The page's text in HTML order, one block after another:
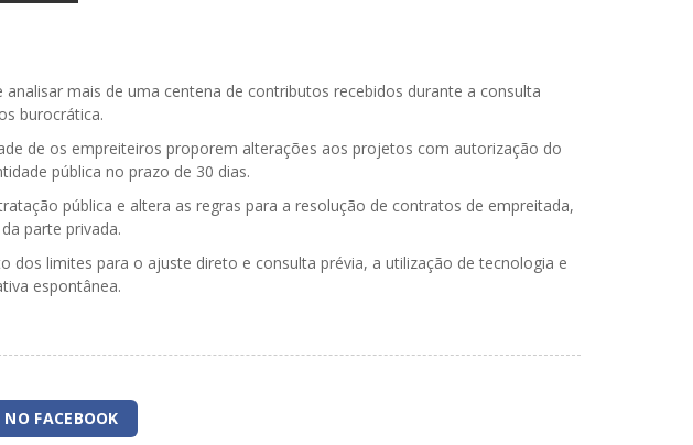
mais de uma centena de contributos recebidos durante a consulta
burocrática.
de os empreiteiros proporem alterações aos projetos com autorização do
pública no prazo de 30 dias.
pública e altera as regras para a resolução de contratos de empreitada,
parte privada.
limites para o ajuste direto e consulta prévia, a utilização de tecnologia e
espontânea.
FACEBOOK